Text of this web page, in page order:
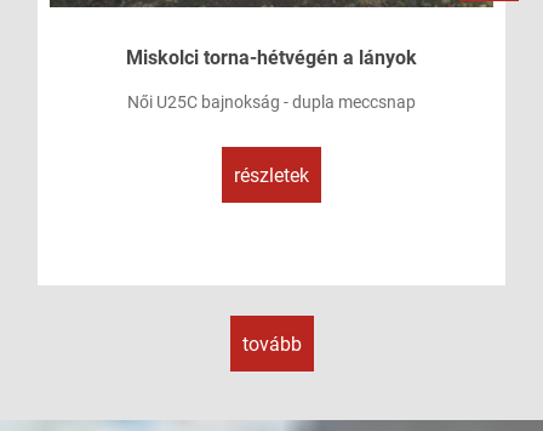
Miskolci torna-hétvégén a lányok
Női U25C bajnokság - dupla meccsnap
részletek
tovább